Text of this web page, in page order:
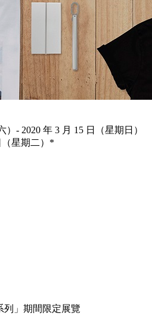
）- 2020 年 3 月 15 日（星期日）
（星期二）*
」期間限定展覽